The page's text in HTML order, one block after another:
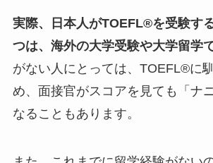
実際、日本人がTOEFL®を受験す
つは、海外の大学受験や大学留学で
がない人にとっては、TOEFL®に
め、面接官がスコアを見ても「ナ
なることもあります。